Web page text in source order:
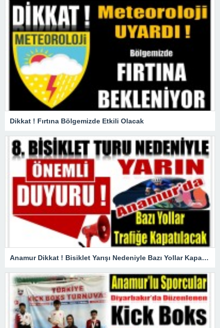
Dikkat ! Fırtına Bölgemizde Etkili Olacak
Anamur Dikkat ! Bisiklet Yarışı Nedeniyle Bazı Yollar Kapanacak